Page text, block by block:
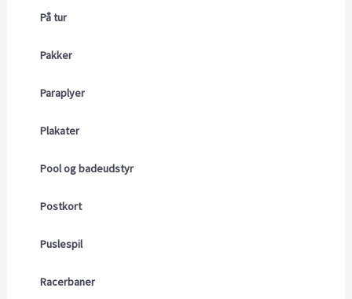
På tur
Pakker
Paraplyer
Plakater
Pool og badeudstyr
Postkort
Puslespil
Racerbaner